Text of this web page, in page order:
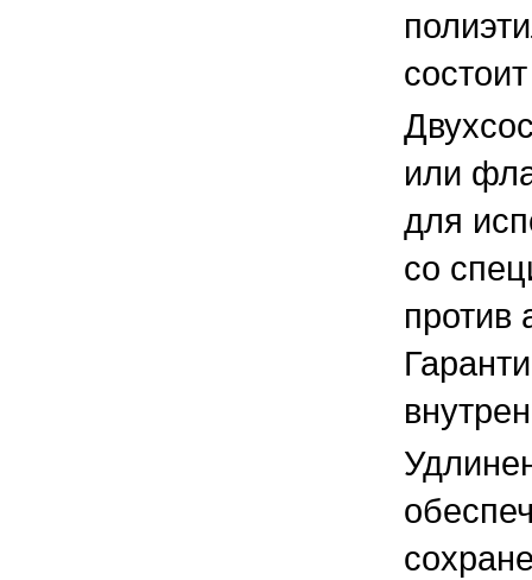
или
для
со
против